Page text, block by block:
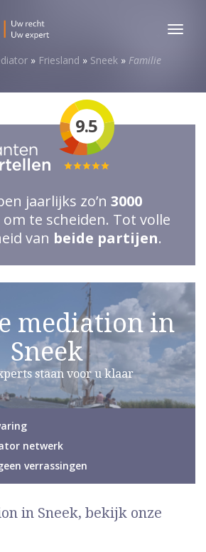
Toggle
» Friesland » Sneek » Familie
9.5
Totale
waardering:
5
van
jaarlijks zo’n 3000
om te scheiden. Tot volle
van beide partijen.
mediation in
Sneek
staan voor u klaar
netwerk
verrassingen
in Sneek, bekijk onze